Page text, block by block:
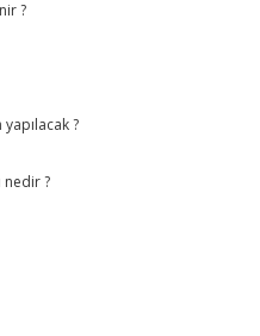
?
?
nedir ?